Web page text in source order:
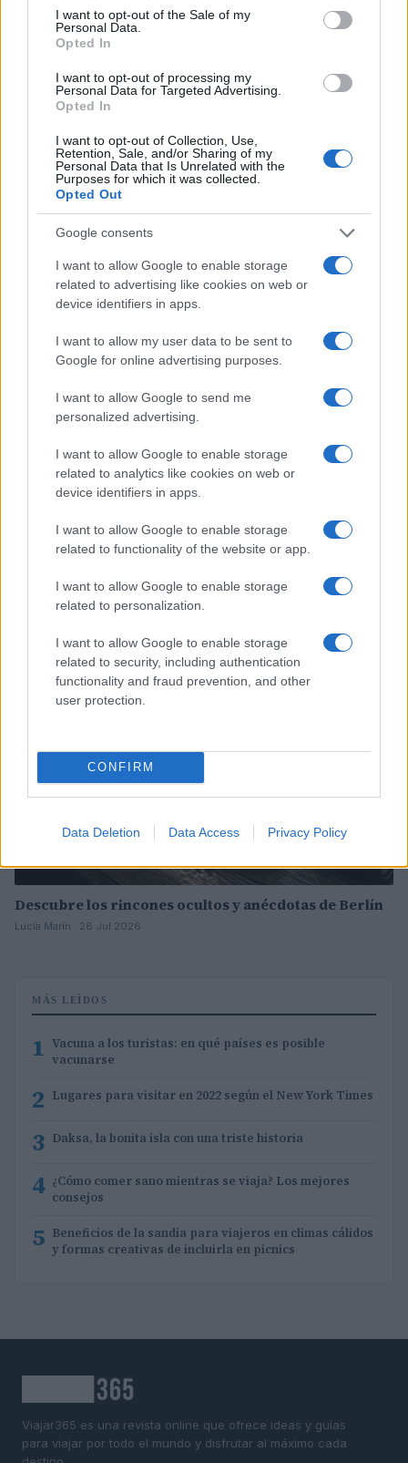
consent section.
I want to opt-out of the Sale of my
Personal Data.
Opted In
I want to opt-out of processing my
Personal Data for Targeted Advertising.
Opted In
I want to opt-out of Collection, Use,
Retention, Sale, and/or Sharing of my
Personal Data that Is Unrelated with the
Purposes for which it was collected.
Opted Out
Google consents
I want to allow Google to enable storage
related to advertising like cookies on web or
device identifiers in apps.
I want to allow my user data to be sent to
Google for online advertising purposes.
I want to allow Google to send me
personalized advertising.
I want to allow Google to enable storage
related to analytics like cookies on web or
device identifiers in apps.
I want to allow Google to enable storage
related to functionality of the website or app.
I want to allow Google to enable storage
related to personalization.
I want to allow Google to enable storage
related to security, including authentication
functionality and fraud prevention, and other
user protection.
CONFIRM
Data Deletion Data Access Privacy Policy
Beneficios de la sandía para viajeros en climas cálidos
y formas creativas de incluirla en picnics
Diego Herrera · 2 Ago 2026
curiosidades y mini rutas
Carla Vidal · 28 Jul 2026
CURIOSIDADES
Descubre los rincones ocultos y anécdotas de Berlín
Lucía Marín · 28 Jul 2026
MÁS LEÍDOS
1 Vacuna a los turistas: en qué países es posible
vacunarse
2 Lugares para visitar en 2022 según el New York Times
3 Daksa, la bonita isla con una triste historia
4 ¿Cómo comer sano mientras se viaja? Los mejores
consejos
5 Beneficios de la sandía para viajeros en climas cálidos
y formas creativas de incluirla en picnics
Viajar365 es una revista online que ofrece ideas y guías
para viajar por todo el mundo y disfrutar al máximo cada